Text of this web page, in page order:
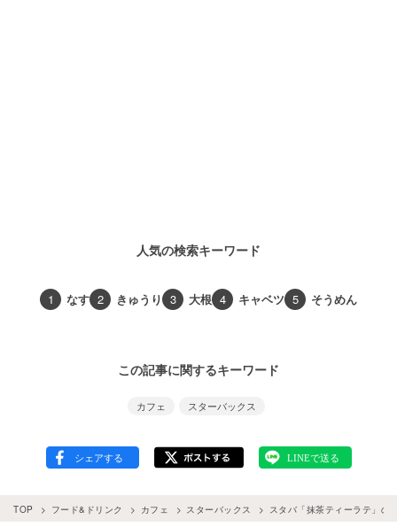
人気の検索キーワード
1 なす 2 きゅうり 3 大根 4 キャベツ 5 そうめん
この記事に関するキーワード
カフェ スターバックス
TOP フード&ドリンク カフェ スターバックス スタバ「抹茶ティーラテ」の